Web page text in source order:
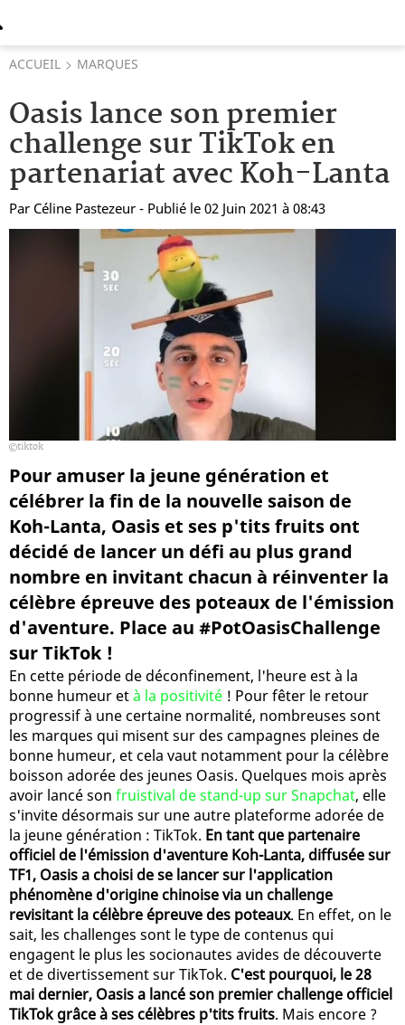
ACCUEIL MARQUES
Oasis lance son premier
challenge sur TikTok en
partenariat avec Koh-Lanta
Par Céline Pastezeur - Publié le 02 Juin 2021 à 08:43
tiktok
Pour amuser la jeune génération et
célébrer la fin de la nouvelle saison de
Koh-Lanta, Oasis et ses p'tits fruits ont
décidé de lancer un défi au plus grand
nombre en invitant chacun à réinventer la
célèbre épreuve des poteaux de l'émission
d'aventure. Place au #PotOasisChallenge
sur TikTok !
En cette période de déconfinement, l'heure est à la
bonne humeur età la positivité ! Pour fêter le retour
progressif à une certaine normalité, nombreuses sont
les marques qui misent sur des campagnes pleines de
bonne humeur, et cela vaut notamment pour la célèbre
boisson adorée des jeunes Oasis. Quelques mois après
avoir lancé son fruistival de stand-up sur Snapchat, elle
s'invite désormais sur une autre plateforme adorée de
la jeune génération : TikTok. En tant que partenaire
officiel de l'émission d'aventure Koh-Lanta, diffusée sur
TF1, Oasis a choisi de se lancer sur l'application
phénomène d'origine chinoise via un challenge
revisitant la célèbre épreuve des poteaux. En effet, on le
sait, les challenges sont le type de contenus qui
engagent le plus les socionautes avides de découverte
et de divertissement sur TikTok. C'est pourquoi, le 28
mai dernier, Oasis a lancé son premier challenge officiel
TikTok grâce à ses célèbres p'tits fruits. Mais encore ?